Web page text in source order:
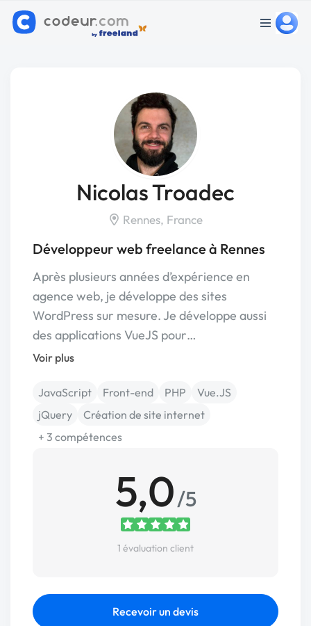
Nicolas Troadec
Rennes, France
Développeur web freelance à Rennes
Après plusieurs années d’expérience en
agence web, je développe des sites
WordPress sur mesure. Je développe aussi
des applications VueJS pour…
Voir plus
JavaScript Front-end PHP
Vue.JS
jQuery
Création de site internet
+ 3 compétences
5,0/5
1 évaluation client
Recevoir un devis